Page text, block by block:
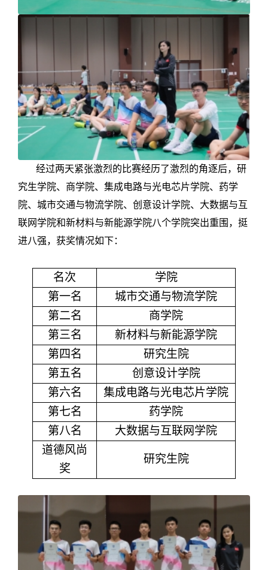
经过两天紧张激烈的比赛经历了激烈的角逐后，研
究生学院、商学院、集成电路与光电芯片学院、药学
院、城市交通与物流学院、创意设计学院、大数据与互
联网学院和新材料与新能源学院八个学院突出重围，挺
进八强，获奖情况如下：
名次
学院
第一名
城市交通与物流学院
第二名
商学院
第三名
新材料与新能源学院
第四名
研究生院
第五名
创意设计学院
第六名
集成电路与光电芯片学院
第七名
药学院
第八名
大数据与互联网学院
道德风尚
奖
研究生院